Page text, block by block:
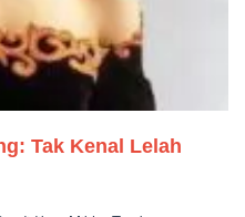
Tak Kenal Lelah